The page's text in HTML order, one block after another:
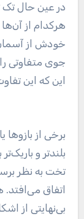
در عین حال تک
هرکدام از
خودش از
جوی متفاوتی
این که این
برخی از
بلندتر و
تخت به نظر
اتفاق
بی‌نهایتی از